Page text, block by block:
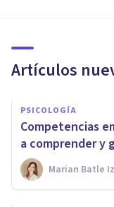
Artículos
PSICOLOGÍA
Competencias
a comprender y
Marian Batle